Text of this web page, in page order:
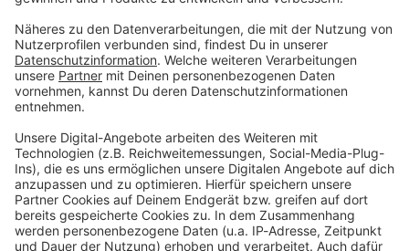
Du möchtest uns etwas sagen?
Studio Hotline
Kontaktformular
Sprachnachricht